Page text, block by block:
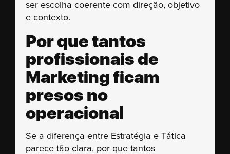
ser escolha coerente com direção, objetivo
e contexto.
Por que tantos
profissionais de
Marketing ficam
presos no
operacional
Se a diferença entre Estratégia e Tática
parece tão clara, por que tantos